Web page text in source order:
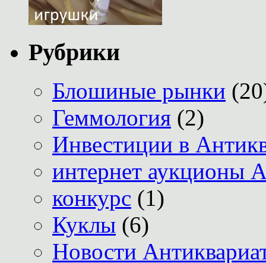
Рубрики
Блошиные рынки
Геммология (2)
Инвестиции в
интернет аукционы
конкурс (1)
Куклы (6)
Новости